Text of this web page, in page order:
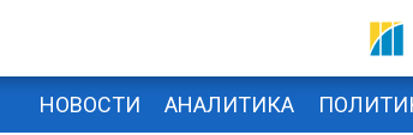
НОВОСТИ АНАЛИТИКА